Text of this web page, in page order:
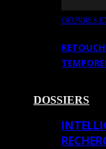
OEUVRES
DOSSIERS